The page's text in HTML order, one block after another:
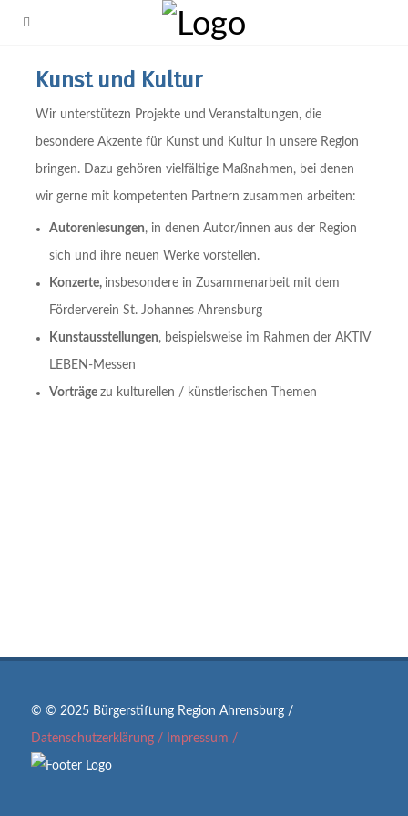
Kunst und Kultur
Wir unterstütezn Projekte und Veranstaltungen, die
besondere Akzente für Kunst und Kultur in unsere Region
bringen. Dazu gehören vielfältige Maßnahmen, bei denen
wir gerne mit kompetenten Partnern zusammen arbeiten:
Autorenlesungen, in denen Autor/innen aus der Region
sich und ihre neuen Werke vorstellen.
Konzerte, insbesondere in Zusammenarbeit mit dem
Förderverein St. Johannes Ahrensburg
Kunstausstellungen, beispielsweise im Rahmen der AKTIV
LEBEN-Messen
Vorträge zu kulturellen / künstlerischen Themen
© © 2025 Bürgerstiftung Region Ahrensburg /
Datenschutzerklärung / Impressum /